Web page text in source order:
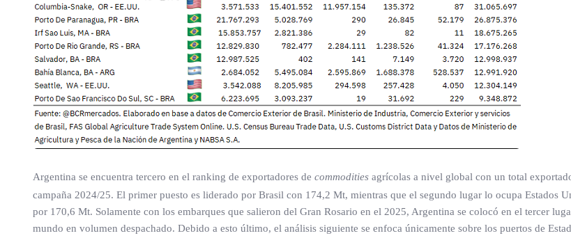
Argentina se encuentra tercero en el ranking de exportadores de commodities agrícolas a nivel global con un total
campaña 2024/25. El primer puesto es liderado por Brasil con 174,2 Mt, mientras que el segundo lugar lo ocupa Estados
por 170,6 Mt. Solamente con los embarques que salieron del Gran Rosario en el 2025, Argentina se colocó en el tercer
mundo en volumen despachado. Debido a esto último, el análisis siguiente se enfoca únicamente sobre los puertos de